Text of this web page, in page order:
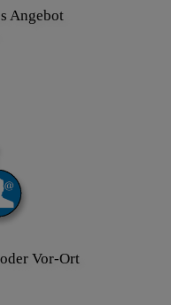
Angebot
Vor-Ort